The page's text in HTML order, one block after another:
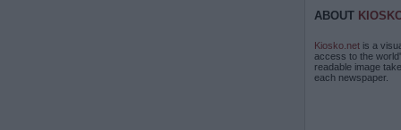
ABOUT
Kiosko.net is a
access to the
readable image
each newspaper.